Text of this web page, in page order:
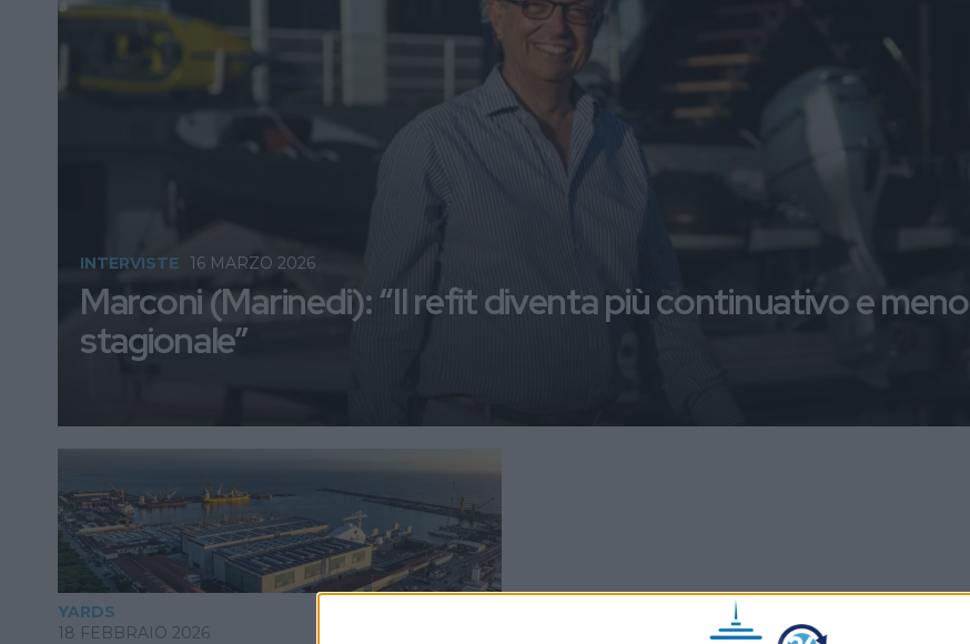
Marconi (Marinedi): “Il refit diventa più continuativo e meno
stagionale”
INTERVISTE 16 MARZO 2026
YARDS
18 FEBBRAIO 2026